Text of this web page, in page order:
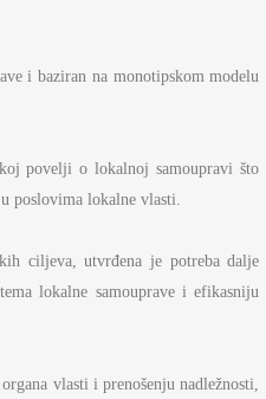
i baziran na monotipskom modelu
povelji o lokalnoj samoupravi što
poslovima lokalne vlasti.
ciljeva, utvrđena je potreba dalje
lokalne samouprave i efikasniju
vlasti i prenošenju nadležnosti,